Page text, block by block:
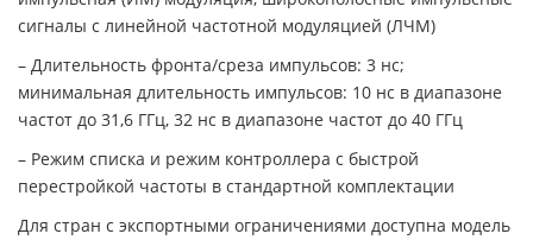
сигналы с линейной частотной модуляцией (ЛЧМ)
– Длительность фронта/среза импульсов: 3 нс;
минимальная длительность импульсов: 10 нс в диапазоне
частот до 31,6 ГГц, 32 нс в диапазоне частот до 40 ГГц
– Режим списка и режим контроллера с быстрой
перестройкой частоты в стандартной комплектации
Для стран с экспортными ограничениями доступна модель